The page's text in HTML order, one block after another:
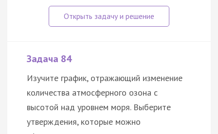
Задача 84
Изучите график, отражающий изменение
количества атмосферного озона с
высотой над уровнем моря. Выберите
утверждения, которые можно